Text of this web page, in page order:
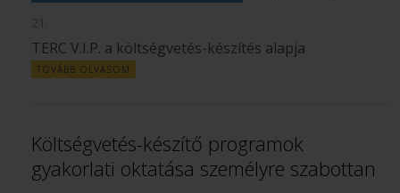
21.
TERC V.I.P. a költségvetés-készítés alapja
TOVÁBB OLVASOM
Költségvetés-készítő programok
gyakorlati oktatása személyre szabottan